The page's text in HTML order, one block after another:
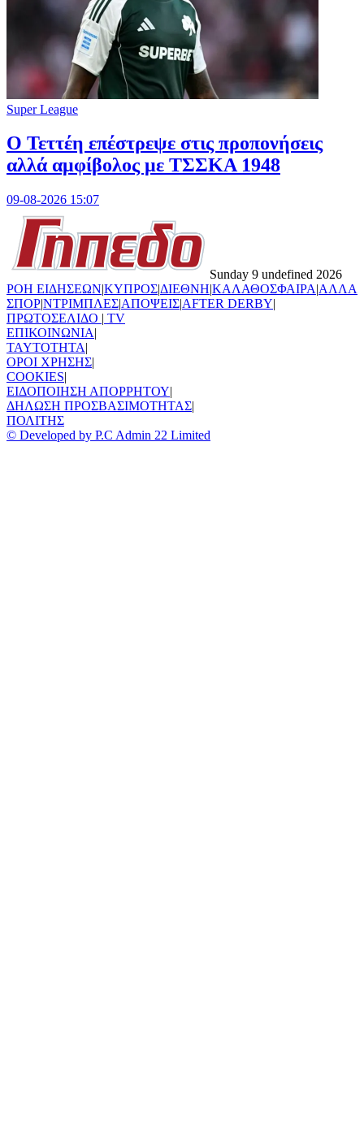
Super League
Ο Τεττέη επέστρεψε στις προπονήσεις
αλλά αμφίβολος με ΤΣΣΚΑ 1948
09-08-2026 15:07
Sunday 9 undefined 2026
ΡΟΗ ΕΙΔΗΣΕΩΝ|ΚΥΠΡΟΣ|ΔΙΕΘΝΗ|ΚΑΛΑΘΟΣΦΑΙΡΑ|ΑΛΛΑ
ΣΠΟΡ|ΝΤΡΙΜΠΛΕΣ|ΑΠΟΨΕΙΣ|AFTER DERBY|
ΠΡΩΤΟΣΕΛΙΔΟ | TV
ΕΠΙΚΟΙΝΩΝΙΑ|
TAYTOTHTA|
ΟΡΟΙ ΧΡΗΣΗΣ|
COOKIES|
ΕΙΔΟΠΟΙΗΣΗ ΑΠΟΡΡΗΤΟΥ|
ΔΗΛΩΣΗ ΠΡΟΣΒΑΣΙΜΟΤΗΤΑΣ|
ΠΟΛΙΤΗΣ
© Developed by P.C Admin 22 Limited